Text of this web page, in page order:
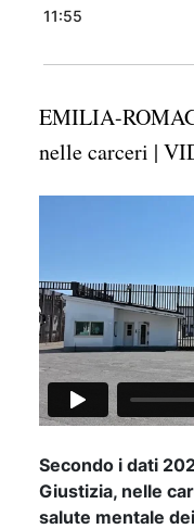
11:55
EMILIA-
nelle carceri |
Secondo i dati
Giustizia, nelle
salute mentale